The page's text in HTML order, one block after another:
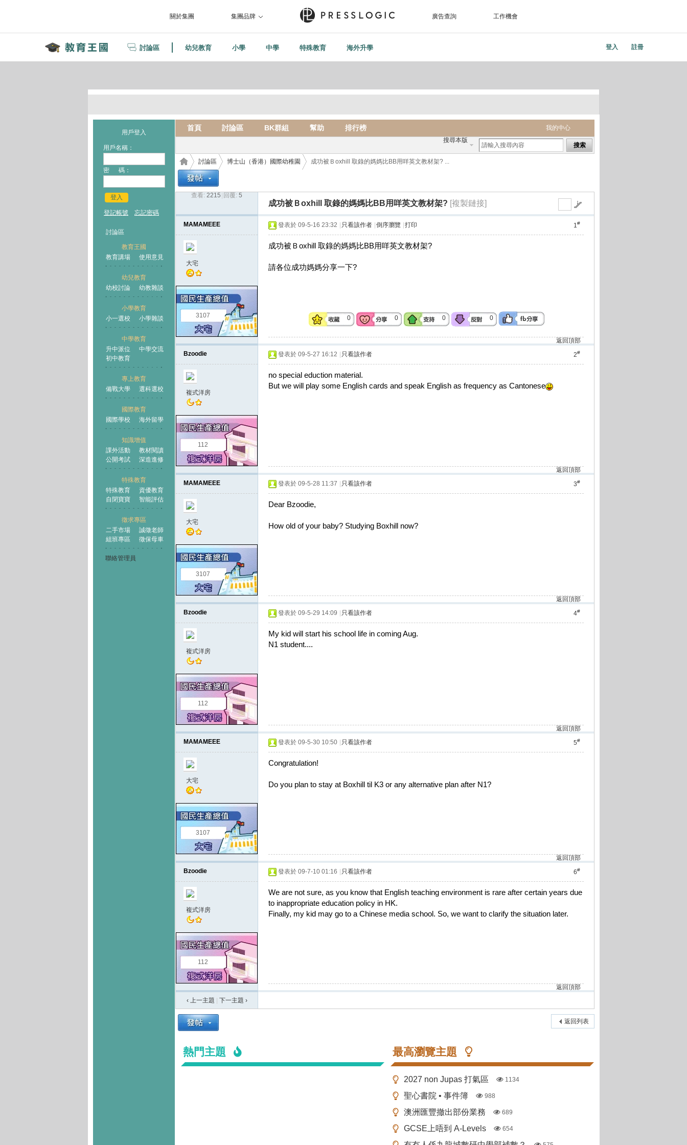
關於集團 集團品牌 廣告查詢 工作機會
討論區 幼兒教育 小學 中學 特殊教育 海外升學 登入 註冊
用戶登入
用戶名稱：
密 碼：
登入
登記帳號 忘記密碼
討論區
教育王國
教育講場
使用意見
幼兒教育
幼校討論
幼教雜談
小學教育
小一選校
小學雜談
中學教育
升中派位
中學交流
初中教育
專上教育
備戰大學
選科選校
國際教育
國際學校
海外留學
知識增值
課外活動
教材閱讀
公開考試
深造進修
特殊教育
特殊教育
資優教育
自閉寶寶
智能評估
徵求專區
二手市場
誠徵老師
組班專區
徵保母車
聯絡管理員
我的中心
首頁 討論區 BK群組 幫助 排行榜
搜尋本版
搜索
討論區 博士山（香港）國際幼稚園
›
成功被Ｂoxhill 取錄的媽媽比BB用咩英文教材架? ...
查看: 2215 回覆: 5
成功被Ｂoxhill 取錄的媽媽比BB用咩英文教材架? [複製鏈接]
MAMAMEEE
大宅
3107
1#
發表於 09-5-16 23:32 只看該作者 倒序瀏覽 打印
成功被Ｂoxhill 取錄的媽媽比BB用咩英文教材架?
請各位成功媽媽分享一下?
0 0 0 0
返回頂部
Bzoodie
複式洋房
112
2#
發表於 09-5-27 16:12 只看該作者
no special eduction material.
But we will play some English cards and speak English as frequency as Cantonese
返回頂部
MAMAMEEE
大宅
3107
3#
發表於 09-5-28 11:37 只看該作者
Dear Bzoodie,
How old of your baby? Studying Boxhill now?
返回頂部
Bzoodie
複式洋房
112
4#
發表於 09-5-29 14:09 只看該作者
My kid will start his school life in coming Aug.
N1 student....
返回頂部
MAMAMEEE
大宅
3107
5#
發表於 09-5-30 10:50 只看該作者
Congratulation!
Do you plan to stay at Boxhill til K3 or any alternative plan after N1?
返回頂部
Bzoodie
複式洋房
112
6#
發表於 09-7-10 01:16 只看該作者
We are not sure, as you know that English teaching environment is rare after certain years due
to inappropriate education policy in HK.
Finally, my kid may go to a Chinese media school. So, we want to clarify the situation later.
返回頂部
‹ 上一主題
下一主題 ›
返回列表
熱門主題 最高瀏覽主題
2027 non Jupas 打氣區 1134
聖心書院 • 事件簿 988
澳洲匯豐撤出部份業務 689
GCSE上唔到 A-Levels 654